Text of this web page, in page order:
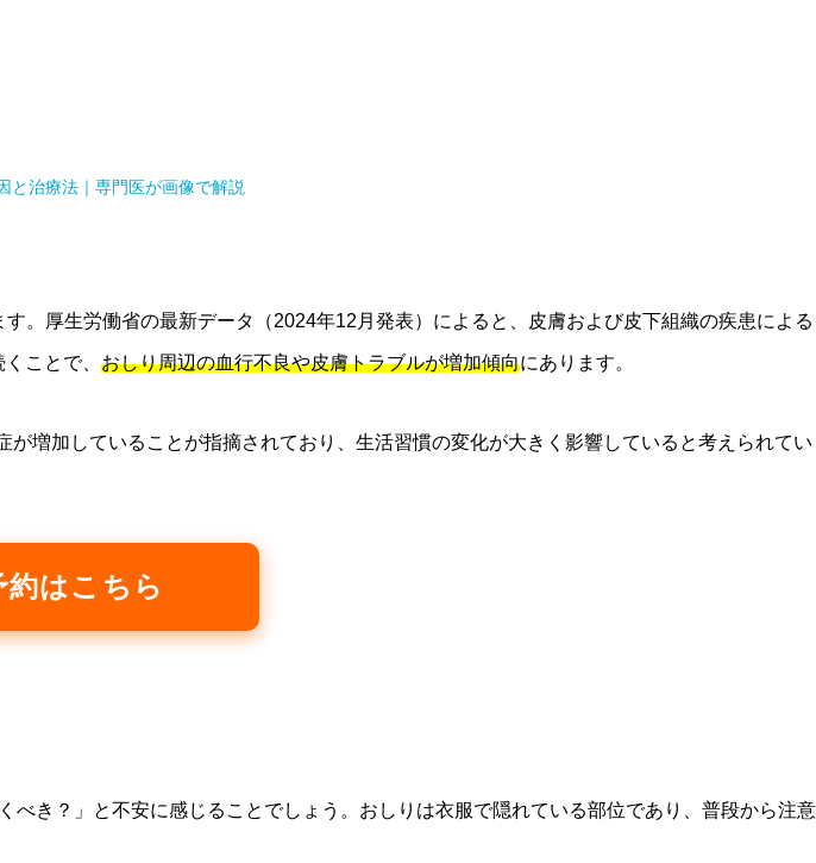
と治療法｜専門医が画像で解説
。厚生労働省の最新データ（2024年12月発表）によると、皮膚および皮下組織の疾患による
ことで、 おしり周辺の血行不良や皮膚トラブルが増加傾向にあります。
増加していることが指摘されており、生活習慣の変化が大きく影響していると考えられてい
約はこちら
き？」と不安に感じることでしょう。おしりは衣服で隠れている部位であり、普段から注意